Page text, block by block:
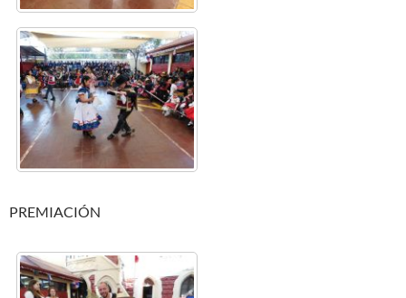
PREMIACIÓN